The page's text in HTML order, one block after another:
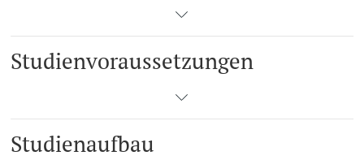
Studienvoraussetzungen
Studienaufbau